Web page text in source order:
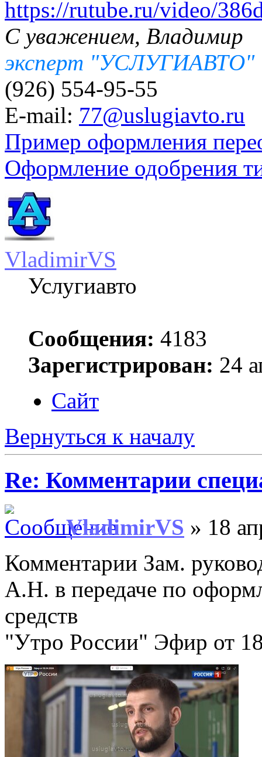
https://rutube.ru/video/
С уважением, Владимир
эксперт "УСЛУГИАВТО"
(926) 554-95-55
E-mail: 77@uslugiavto.ru
Пример оформления
Оформление одобрения
VladimirVS
Услугиавто
Сообщения: 4183
Зарегистрирован: 24
Сайт
Вернуться к началу
Re: Комментарии
VladimirVS » 18
Комментарии Зам.
А.Н. в передаче по
средств
"Утро России" Эфир от